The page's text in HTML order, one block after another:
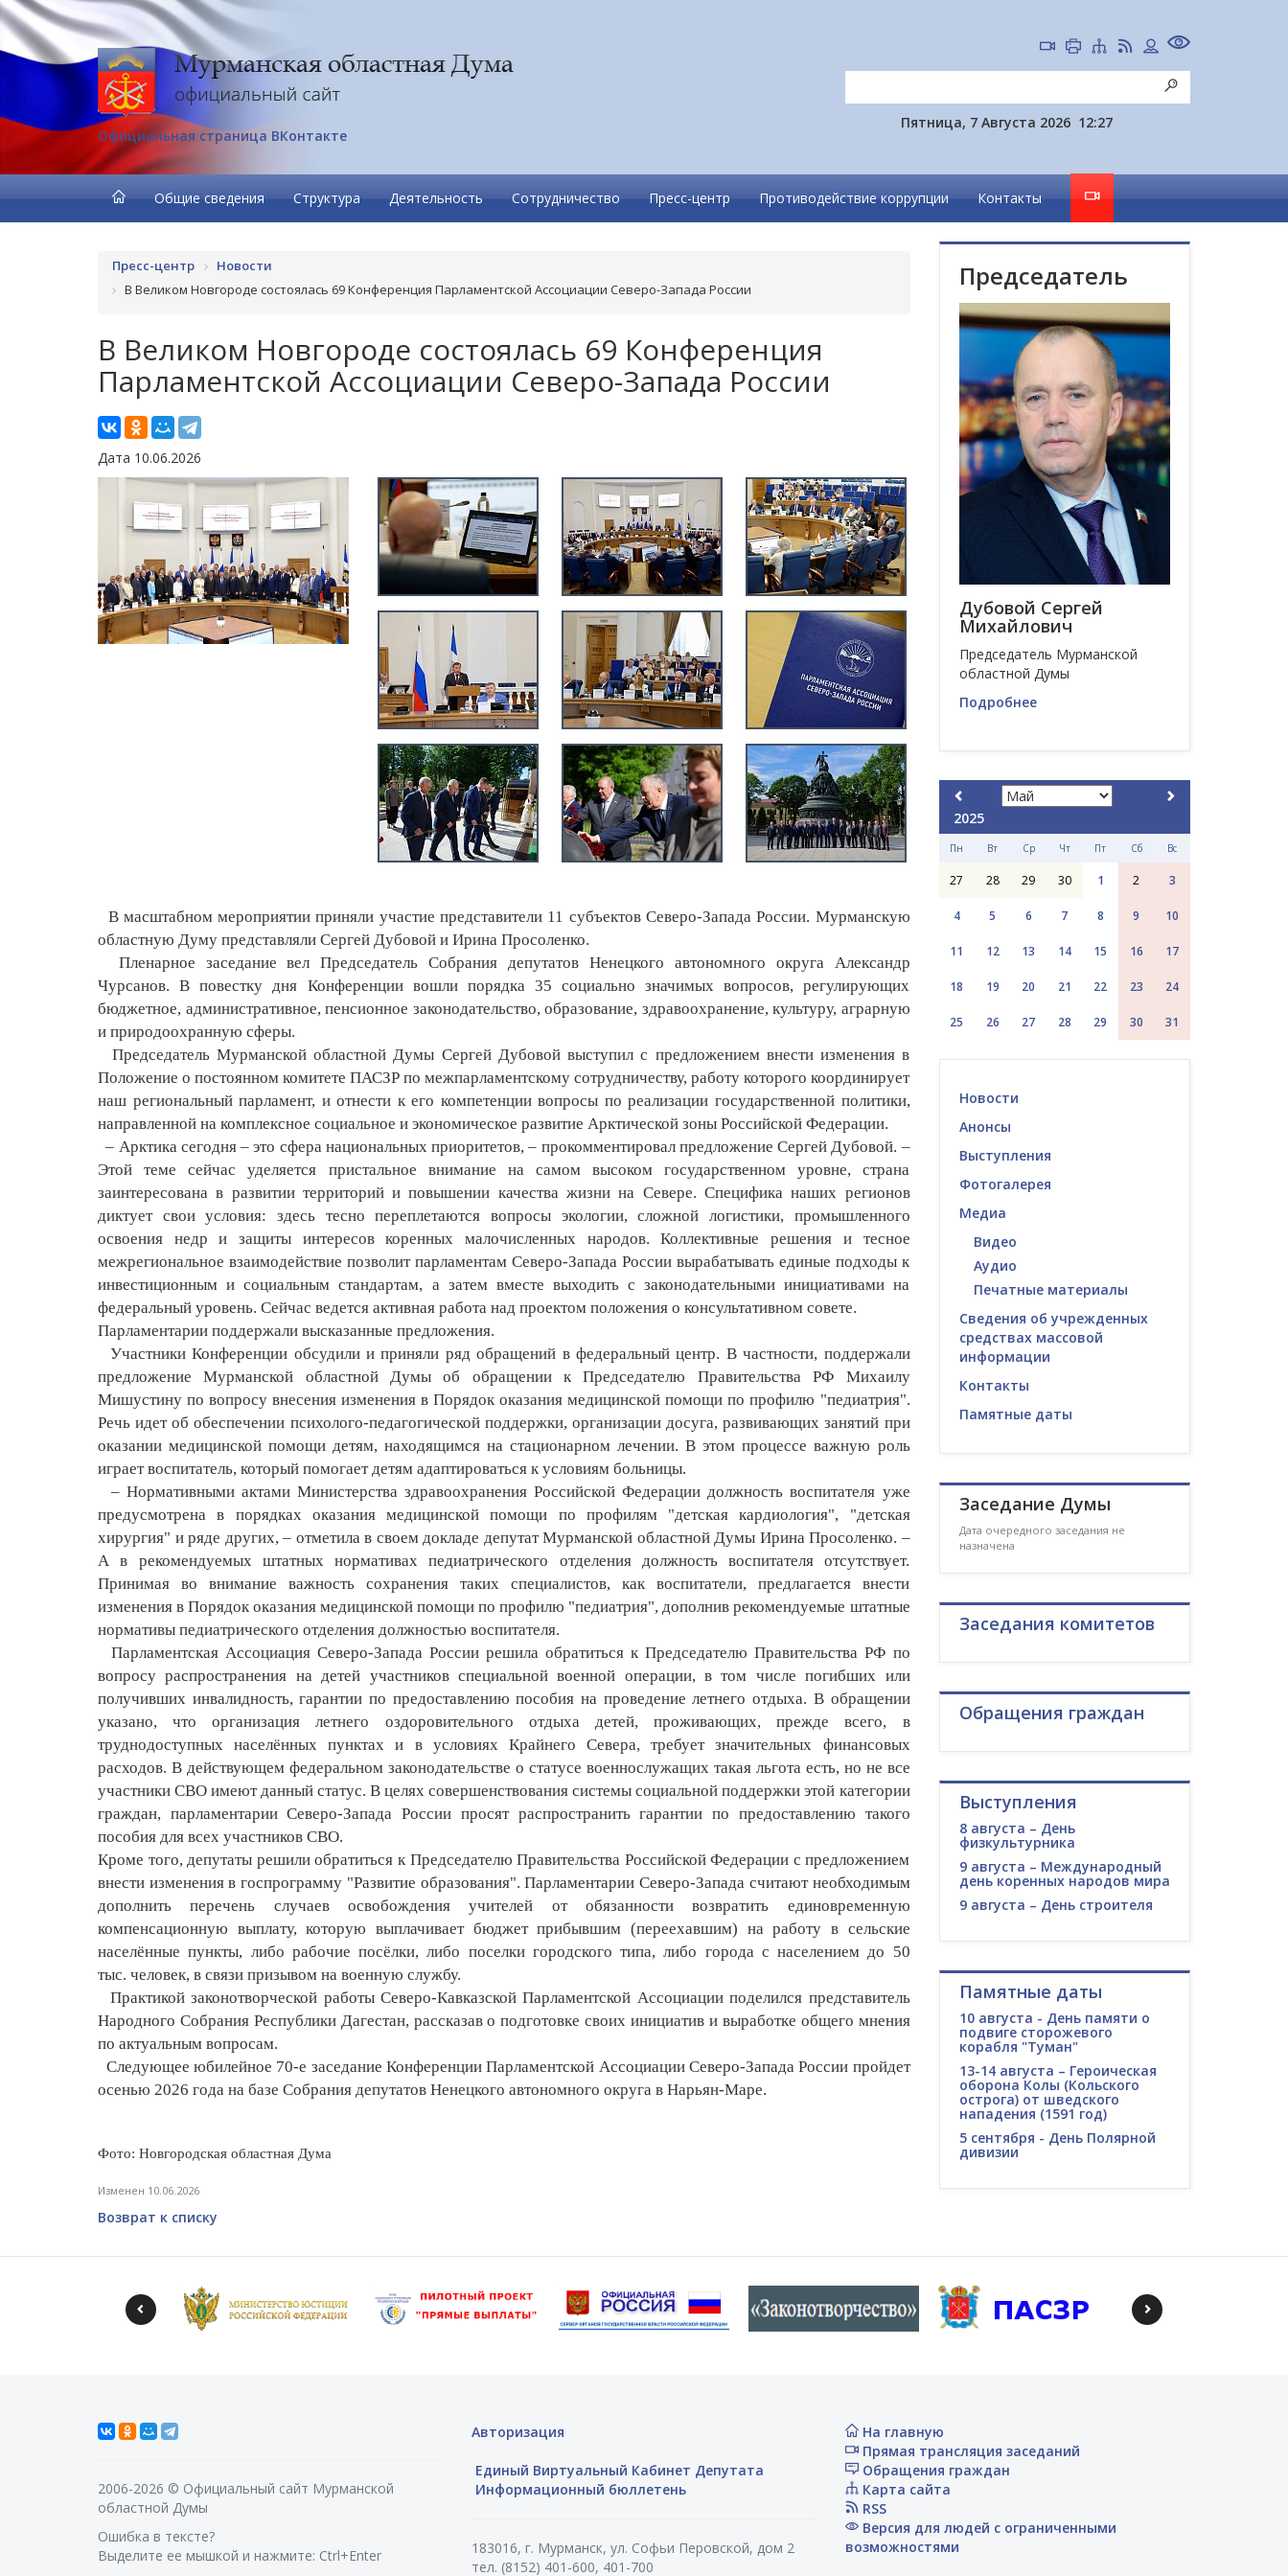
Официальная страница ВКонтакте
Пятница, 7 Августа 2026 12:27
Общие сведения Структура Деятельность Сотрудничество Пресс-центр Противодействие коррупции Контакты
Пресс-центр
Новости
В Великом Новгороде состоялась 69 Конференция Парламентской Ассоциации Северо-Запада России
В Великом Новгороде состоялась 69 Конференция
Парламентской Ассоциации Северо-Запада России
Дата 10.06.2026
В масштабном мероприятии приняли участие представители 11 субъектов Северо-Запада России. Мурманскую
областную Думу представляли Сергей Дубовой и Ирина Просоленко.
Пленарное заседание вел Председатель Собрания депутатов Ненецкого автономного округа Александр
Чурсанов. В повестку дня Конференции вошли порядка 35 социально значимых вопросов, регулирующих
бюджетное, административное, пенсионное законодательство, образование, здравоохранение, культуру, аграрную
и природоохранную сферы.
Председатель Мурманской областной Думы Сергей Дубовой выступил с предложением внести изменения в
Положение о постоянном комитете ПАСЗР по межпарламентскому сотрудничеству, работу которого координирует
наш региональный парламент, и отнести к его компетенции вопросы по реализации государственной политики,
направленной на комплексное социальное и экономическое развитие Арктической зоны Российской Федерации.
– Арктика сегодня – это сфера национальных приоритетов, – прокомментировал предложение Сергей Дубовой. –
Этой теме сейчас уделяется пристальное внимание на самом высоком государственном уровне, страна
заинтересована в развитии территорий и повышении качества жизни на Севере. Специфика наших регионов
диктует свои условия: здесь тесно переплетаются вопросы экологии, сложной логистики, промышленного
освоения недр и защиты интересов коренных малочисленных народов. Коллективные решения и тесное
межрегиональное взаимодействие позволит парламентам Северо-Запада России вырабатывать единые подходы к
инвестиционным и социальным стандартам, а затем вместе выходить с законодательными инициативами на
федеральный уровень. Сейчас ведется активная работа над проектом положения о консультативном совете.
Парламентарии поддержали высказанные предложения.
Участники Конференции обсудили и приняли ряд обращений в федеральный центр. В частности, поддержали
предложение Мурманской областной Думы об обращении к Председателю Правительства РФ Михаилу
Мишустину по вопросу внесения изменения в Порядок оказания медицинской помощипо профилю "педиатрия".
Речь идет об обеспечении психолого-педагогической поддержки, организации досуга, развивающих занятий при
оказании медицинской помощи детям, находящимся на стационарном лечении. В этом процессе важную роль
играет воспитатель, который помогает детям адаптироваться к условиям больницы.
– Нормативными актами Министерства здравоохранения Российской Федерации должность воспитателя уже
предусмотрена в порядках оказания медицинской помощи по профилям "детская кардиология", "детская
хирургия" и ряде других, – отметила в своем докладе депутат Мурманской областной Думы Ирина Просоленко. –
А в рекомендуемых штатных нормативах педиатрического отделения должность воспитателя отсутствует.
Принимая во внимание важность сохранения таких специалистов, как воспитатели, предлагается внести
изменения в Порядок оказания медицинской помощи по профилю "педиатрия", дополнив рекомендуемые штатные
нормативы педиатрического отделения должностью воспитателя.
Парламентская Ассоциация Северо-Запада России решила обратиться к Председателю Правительства РФ по
вопросу распространения на детей участников специальной военной операции, в том числе погибших или
получивших инвалидность, гарантии по предоставлению пособия на проведение летнего отдыха. В обращении
указано, что организация летнего оздоровительного отдыха детей, проживающих, прежде всего, в
труднодоступных населённых пунктах и в условиях Крайнего Севера, требует значительных финансовых
расходов. В действующем федеральном законодательстве о статусе военнослужащих такая льгота есть, но не все
участники СВО имеют данный статус. В целях совершенствования системы социальной поддержки этой категории
граждан, парламентарии Северо-Запада России просят распространить гарантии по предоставлению такого
пособия для всех участников СВО.
Кроме того, депутаты решили обратиться к Председателю Правительства Российской Федерации с предложением
внести изменения в госпрограмму "Развитие образования". Парламентарии Северо-Запада считают необходимым
дополнить перечень случаев освобождения учителей от обязанности возвратить единовременную
компенсационную выплату, которую выплачивает бюджет прибывшим (переехавшим) на работу в сельские
населённые пункты, либо рабочие посёлки, либо поселки городского типа, либо города с населением до 50
тыс. человек, в связи призывом на военную службу.
Практикой законотворческой работы Северо-Кавказской Парламентской Ассоциации поделился представитель
Народного Собрания Республики Дагестан, рассказав о подготовке своих инициатив и выработке общего мнения
по актуальным вопросам.
Следующее юбилейное 70-е заседание Конференции Парламентской Ассоциации Северо-Запада России пройдет
осенью 2026 года на базе Собрания депутатов Ненецкого автономного округа в Нарьян-Маре.
Фото: Новгородская областная Дума
Изменен 10.06.2026
Возврат к списку
Председатель
Дубовой Сергей
Михайлович
Председатель Мурманской
областной Думы
Подробнее
2025
Пн Вт Ср Чт Пт Сб Вс
27 28 29 30 1 2 3
4 5 6 7 8 9 10
11 12 13 14 15 16 17
18 19 20 21 22 23 24
25 26 27 28 29 30 31
Новости
Анонсы
Выступления
Фотогалерея
Медиа
Видео
Аудио
Печатные материалы
Сведения об учрежденных
средствах массовой
информации
Контакты
Памятные даты
Заседание Думы
Дата очередного заседания не
назначена
Заседания комитетов
Обращения граждан
Выступления
8 августа – День
физкультурника
9 августа – Международный
день коренных народов мира
9 августа – День строителя
Памятные даты
10 августа - День памяти о
подвиге сторожевого
корабля "Туман"
13-14 августа – Героическая
оборона Колы (Кольского
острога) от шведского
нападения (1591 год)
5 сентября - День Полярной
дивизии
2006-2026 © Официальный сайт Мурманской
областной Думы
Ошибка в тексте?
Выделите ее мышкой и нажмите: Ctrl+Enter
Авторизация
Единый Виртуальный Кабинет Депутата
Информационный бюллетень
183016, г. Мурманск, ул. Софьи Перовской, дом 2
тел. (8152) 401-600, 401-700
На главную
Прямая трансляция заседаний
Обращения граждан
Карта сайта
RSS
Версия для людей с ограниченными
возможностями